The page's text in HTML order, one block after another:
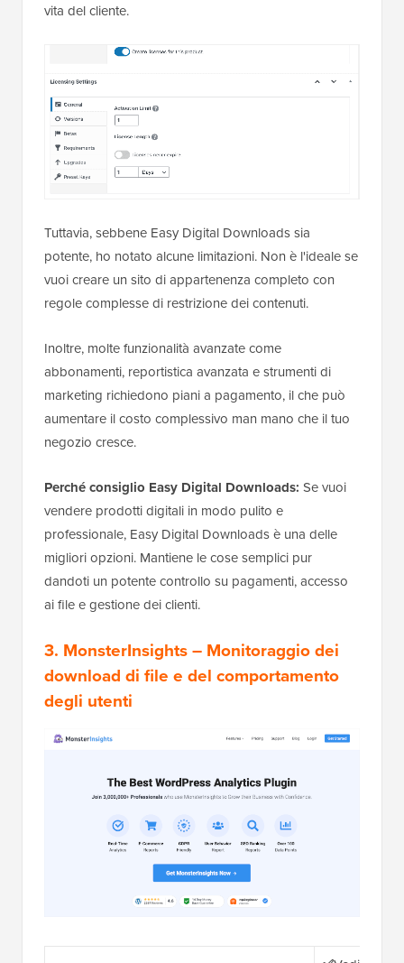
vita del cliente.
Tuttavia, sebbene Easy Digital Downloads sia
potente, ho notato alcune limitazioni. Non è l'ideale se
vuoi creare un sito di appartenenza completo con
regole complesse di restrizione dei contenuti.
Inoltre, molte funzionalità avanzate come
abbonamenti, reportistica avanzata e strumenti di
marketing richiedono piani a pagamento, il che può
aumentare il costo complessivo man mano che il tuo
negozio cresce.
Perché consiglio Easy Digital Downloads: Se vuoi
vendere prodotti digitali in modo pulito e
professionale, Easy Digital Downloads è una delle
migliori opzioni. Mantiene le cose semplici pur
dandoti un potente controllo su pagamenti, accesso
ai file e gestione dei clienti.
3. MonsterInsights– Monitoraggio dei
download di file e del comportamento
degli utenti